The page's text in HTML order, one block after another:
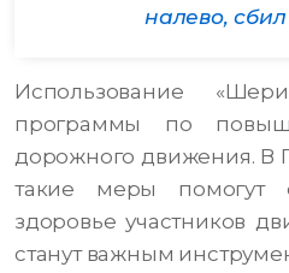
налево,
Использование
программы по
дорожного движения. В
такие меры помогут
здоровье участников
станут важным